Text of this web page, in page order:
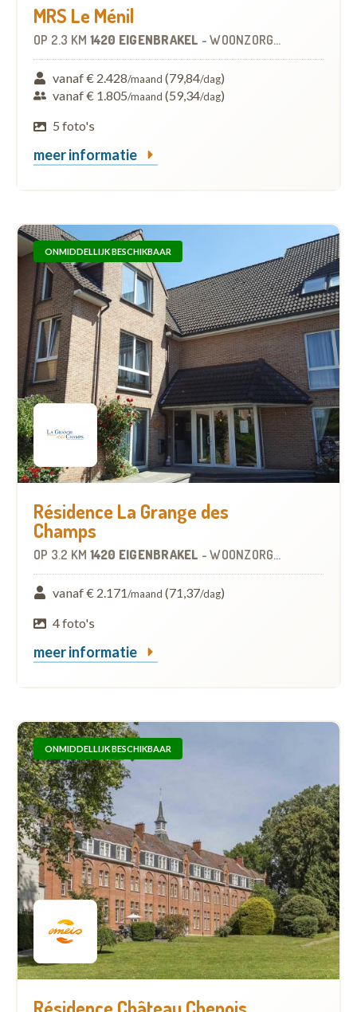
MRS Le Ménil
OP 2.3 KM 1420 EIGENBRAKEL -WOONZORGCENTRUM (WZC)
vanaf € 2.428/maand (79,84/dag)
vanaf € 1.805/maand (59,34/dag)
5 foto's
meer informatie
ONMIDDELLIJK BESCHIKBAAR
Résidence La Grange des
Champs
OP 3.2 KM 1420 EIGENBRAKEL -WOONZORGCENTRUM (WZC)
vanaf € 2.171/maand (71,37/dag)
4 foto's
meer informatie
ONMIDDELLIJK BESCHIKBAAR